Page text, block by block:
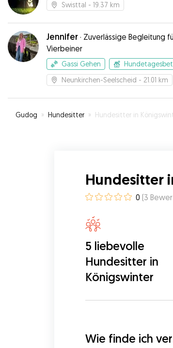
Swisttal - 19.37 km
Jennifer · Zuverlässige Begleitung
Vierbeiner
Gassi Gehen
Neunkirchen-Seelscheid - 21.01 km
Gudog » Hundesitter » Hundesitter in
Hundesitter
0 (3
5 liebevolle
Hundesitter in
Königswinter
Wie finde ich